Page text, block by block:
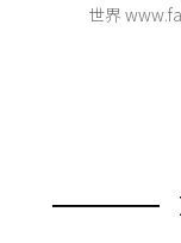
世界